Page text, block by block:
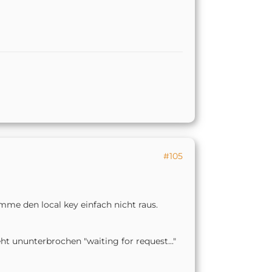
#105
den local key einfach nicht raus.
ununterbrochen "waiting for request..."